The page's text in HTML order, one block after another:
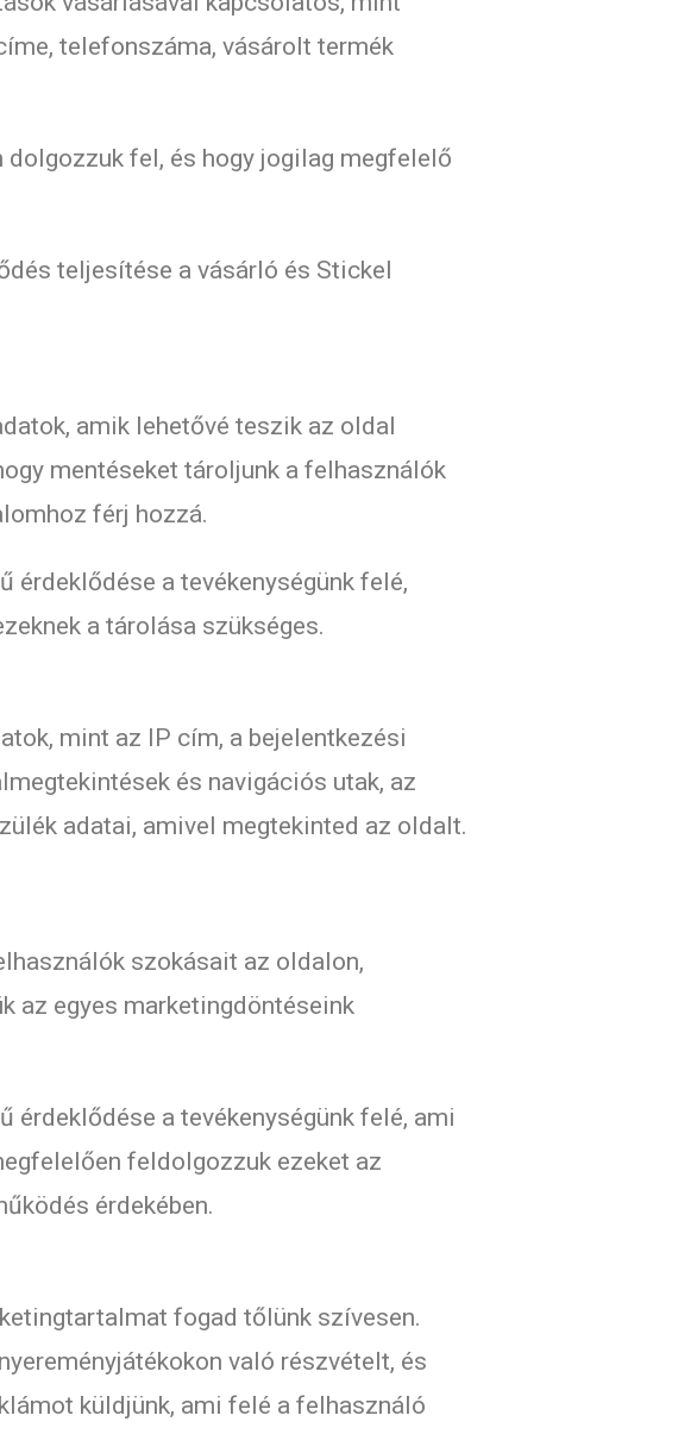
telefonszáma, vásárolt termék
dolgozzuk fel, és hogy jogilag megfelelő
teljesítése a vásárló és Stickel
amik lehetővé teszik az oldal
mentéseket tároljunk a felhasználók
férj hozzá.
a tevékenységünk felé,
a tárolása szükséges.
mint az IP cím, a bejelentkezési
és navigációs utak, az
adatai, amivel megtekinted az oldalt.
szokásait az oldalon,
az egyes marketingdöntéseink
a tevékenységünk felé, ami
feldolgozzuk ezeket az
érdekében.
fogad tőlünk szívesen.
való részvételt, és
küldjünk, ami felé a felhasználó